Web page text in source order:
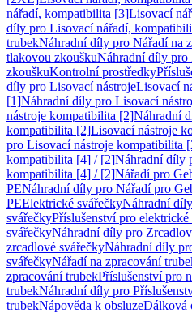
nářadí, kompatibilita [3]Lisovací
díly pro Lisovací nářadí,
trubekNáhradní díly pro Nářadí na
tlakovou zkouškuNáhradní díly pro
zkouškuKontrolní prostředky
díly pro Lisovací nástrojeLisovací
[1]Náhradní díly pro Lisovací
nástroje kompatibilita [2]Náhradní
kompatibilita [2]Lisovací nástroje
pro Lisovací nástroje kompatibilita
kompatibilita [4] / [2]Náhradní díly
kompatibilita [4] / [2]Nářadí pro
PENáhradní díly pro Nářadí pro
PEElektrické svářečkyNáhradní
svářečkyPříslušenství pro elektrické
svářečkyNáhradní díly pro
zrcadlové svářečkyNáhradní díly
svářečkyNářadí na zpracování
zpracování trubekPříslušenství pro
trubekNáhradní díly pro
trubekNápověda k obsluzeDálková